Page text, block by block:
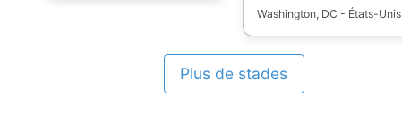
Europa et Ligue Europa
ses clubs, permettant
Washington, DC - États-Unis
Plus de stades